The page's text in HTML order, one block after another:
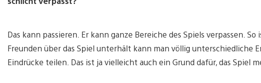
Das kann passieren. Er kann ganze Bereiche des Spiels verpassen.
Freunden über das Spiel unterhält kann man völlig unterschiedliche
Eindrücke teilen. Das ist ja vielleicht auch ein Grund dafür, das Spiel